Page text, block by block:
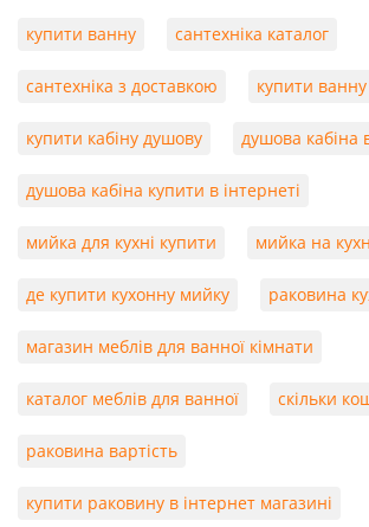
купити ванну сантехніка каталог
сантехніка з доставкою купити ванну
купити кабіну душову душова кабіна
душова кабіна купити в інтернеті
мийка для кухні купити мийка на
де купити кухонну мийку раковина
магазин меблів для ванної кімнати
каталог меблів для ванної скільки
раковина вартість
купити раковину в інтернет магазині